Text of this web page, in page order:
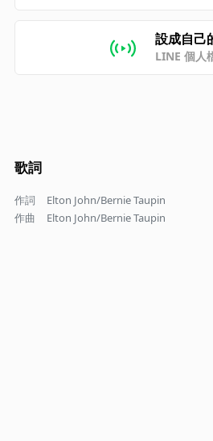
設成自己
LINE 個人
歌詞
作詞
Elton John/Bernie Taupin
作曲
Elton John/Bernie Taupin